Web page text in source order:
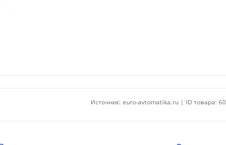
Источник: euro-avtomatika.ru | ID товара: